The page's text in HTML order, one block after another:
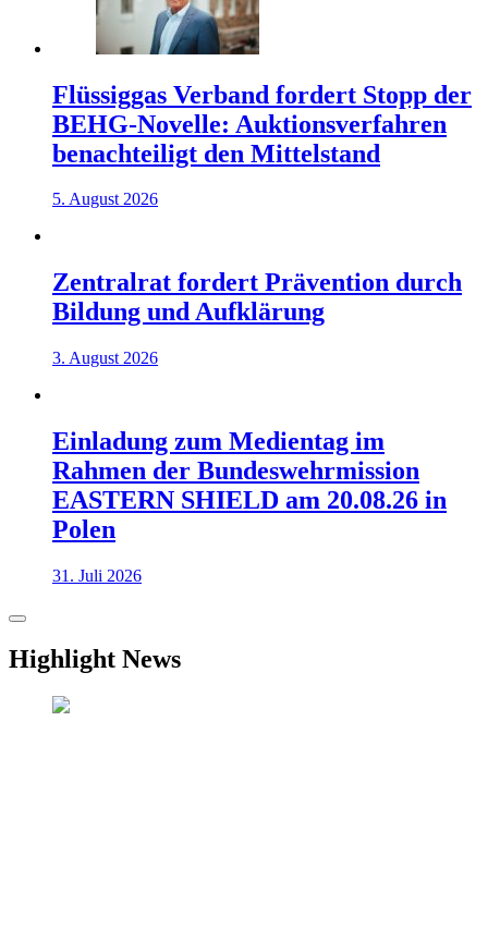
Flüssiggas Verband fordert Stopp der
BEHG-Novelle: Auktionsverfahren
benachteiligt den Mittelstand
5. August 2026
Zentralrat fordert Prävention durch
Bildung und Aufklärung
3. August 2026
Einladung zum Medientag im
Rahmen der Bundeswehrmission
EASTERN SHIELD am 20.08.26 in
Polen
31. Juli 2026
Highlight News